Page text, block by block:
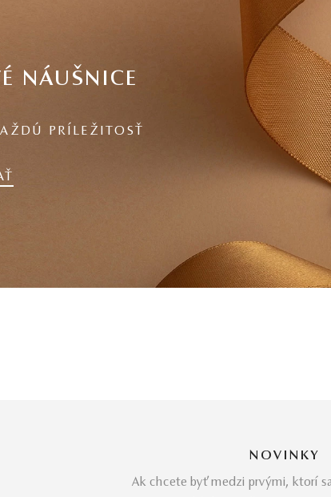
NÁUŠNICE
PRÍLEŽITOSŤ
NOVINKY
Ak chcete byť medzi prvými, ktorí